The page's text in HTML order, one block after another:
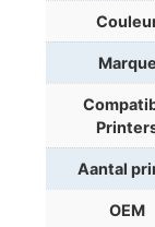
Marque
Aantal
OEM